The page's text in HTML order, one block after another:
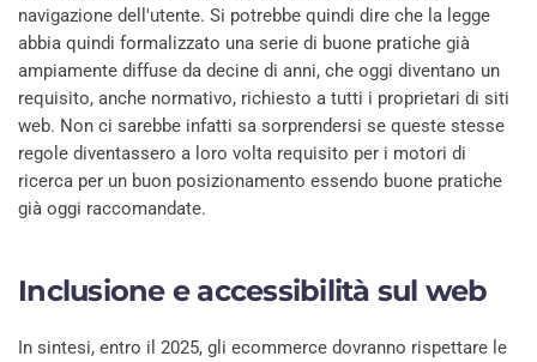
navigazione dell'utente. Si potrebbe quindi dire che la legge
abbia quindi formalizzato una serie di buone pratiche già
ampiamente diffuse da decine di anni, che oggi diventano un
requisito, anche normativo, richiesto a tutti i proprietari di siti
web. Non ci sarebbe infatti sa sorprendersi se queste stesse
regole diventassero a loro volta requisito per i motori di
ricerca per un buon posizionamento essendo buone pratiche
già oggi raccomandate.
Inclusione e accessibilità sul web
In sintesi, entro il 2025, gli ecommerce dovranno rispettare le